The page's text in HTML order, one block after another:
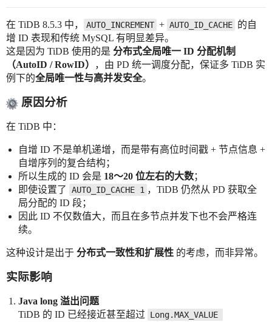
在 TiDB 8.5.3 中， AUTO_INCREMENT + AUTO_ID_CACHE 的自
增 ID 表现和传统 MySQL 有明显差异。
这是因为 TiDB 使用的是 分布式全局唯一 ID 分配机制
（AutoID / RowID）
，由 PD 统一调度分配，保证多 TiDB 实
例下的全局唯一性与高并发安全。
原因分析
在 TiDB 中：
自增 ID 不是单机递增，而是带有高位时间戳 + 节点信息 +
自增序列的复合结构；
所以生成的 ID 会是 18～20 位左右的大数；
即使设置了
AUTO_ID_CACHE 1 ，TiDB 仍然从 PD 获取全
局分配的 ID 段；
因此 ID 不仅数值大，而且在多节点并发下也不会严格连
续。
这种设计是出于 分布式一致性和扩展性 的考虑，而非异常。
实际影响
Java long 溢出问题
TiDB 的 ID 已经接近甚至超过
Long.MAX_VALUE